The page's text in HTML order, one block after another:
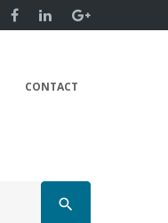
CONTACT
search